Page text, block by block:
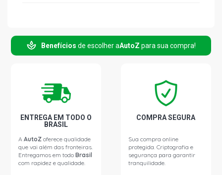
Benefícios de escolher aAutoZ para sua compra!
ENTREGA EM TODO O
BRASIL
AAutoZ oferece qualidade
que vai além das fronteiras.
Entregamos em todoBrasil
com rapidez e qualidade.
COMPRA SEGURA
Sua compra online
protegida. Criptografia e
segurança para garantir
tranquilidade.